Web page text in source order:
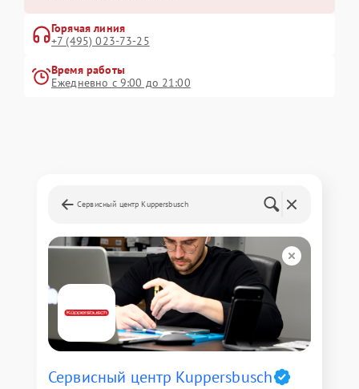
Горячая линия
+7 (495) 023-73-25
Время работы
Ежедневно с 9:00 до 21:00
Сервисный центр Kuppersbusch
Сервисный центр Kuppersbusch